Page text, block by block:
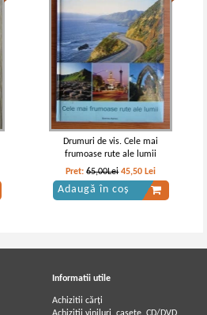
Drumuri de vis. Cele mai
frumoase rute ale lumii
Pret:65,00Lei 45,50 Lei
Adaugă în coș
Informatii utile
Achizitii cărți